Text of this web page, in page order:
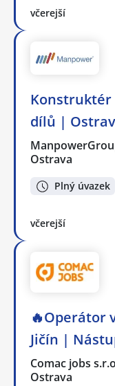
včerejší
Konstruktér
dílů |
Ostrava
Plný úvazek
včerejší
🔥Operátor
Jičín |
Comac jobs
Ostrava